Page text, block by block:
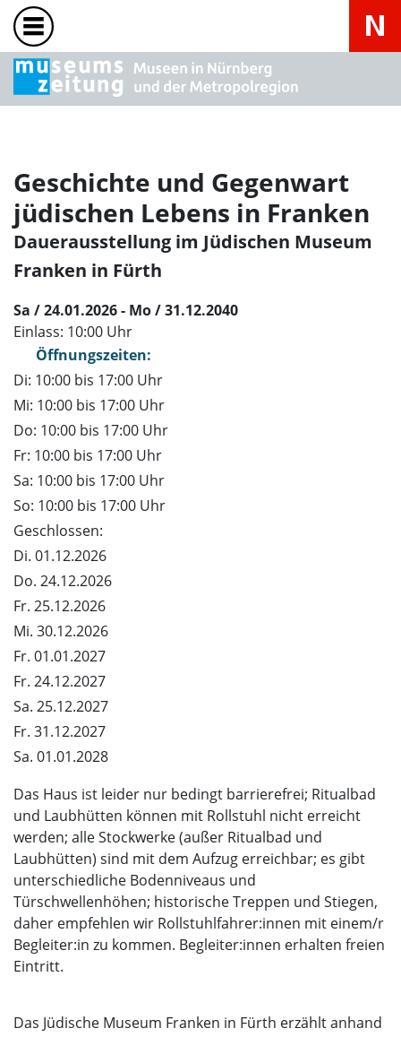
Geschichte und Gegenwart
jüdischen Lebens in Franken
Dauerausstellung im Jüdischen Museum
Franken in Fürth
Sa / 24.01.2026 - Mo / 31.12.2040
Einlass: 10:00 Uhr
Öffnungszeiten:
Di: 10:00 bis 17:00 Uhr
Mi: 10:00 bis 17:00 Uhr
Do: 10:00 bis 17:00 Uhr
Fr: 10:00 bis 17:00 Uhr
Sa: 10:00 bis 17:00 Uhr
So: 10:00 bis 17:00 Uhr
Geschlossen:
Di. 01.12.2026
Do. 24.12.2026
Fr. 25.12.2026
Mi. 30.12.2026
Fr. 01.01.2027
Fr. 24.12.2027
Sa. 25.12.2027
Fr. 31.12.2027
Sa. 01.01.2028
Das Haus ist leider nur bedingt barrierefrei; Ritualbad
und Laubhütten können mit Rollstuhl nicht erreicht
werden; alle Stockwerke (außer Ritualbad und
Laubhütten) sind mit dem Aufzug erreichbar; es gibt
unterschiedliche Bodenniveaus und
Türschwellenhöhen; historische Treppen und Stiegen,
daher empfehlen wir Rollstuhlfahrer:innen mit einem/r
Begleiter:in zu kommen. Begleiter:innen erhalten freien
Eintritt.
Das Jüdische Museum Franken in Fürth erzählt anhand